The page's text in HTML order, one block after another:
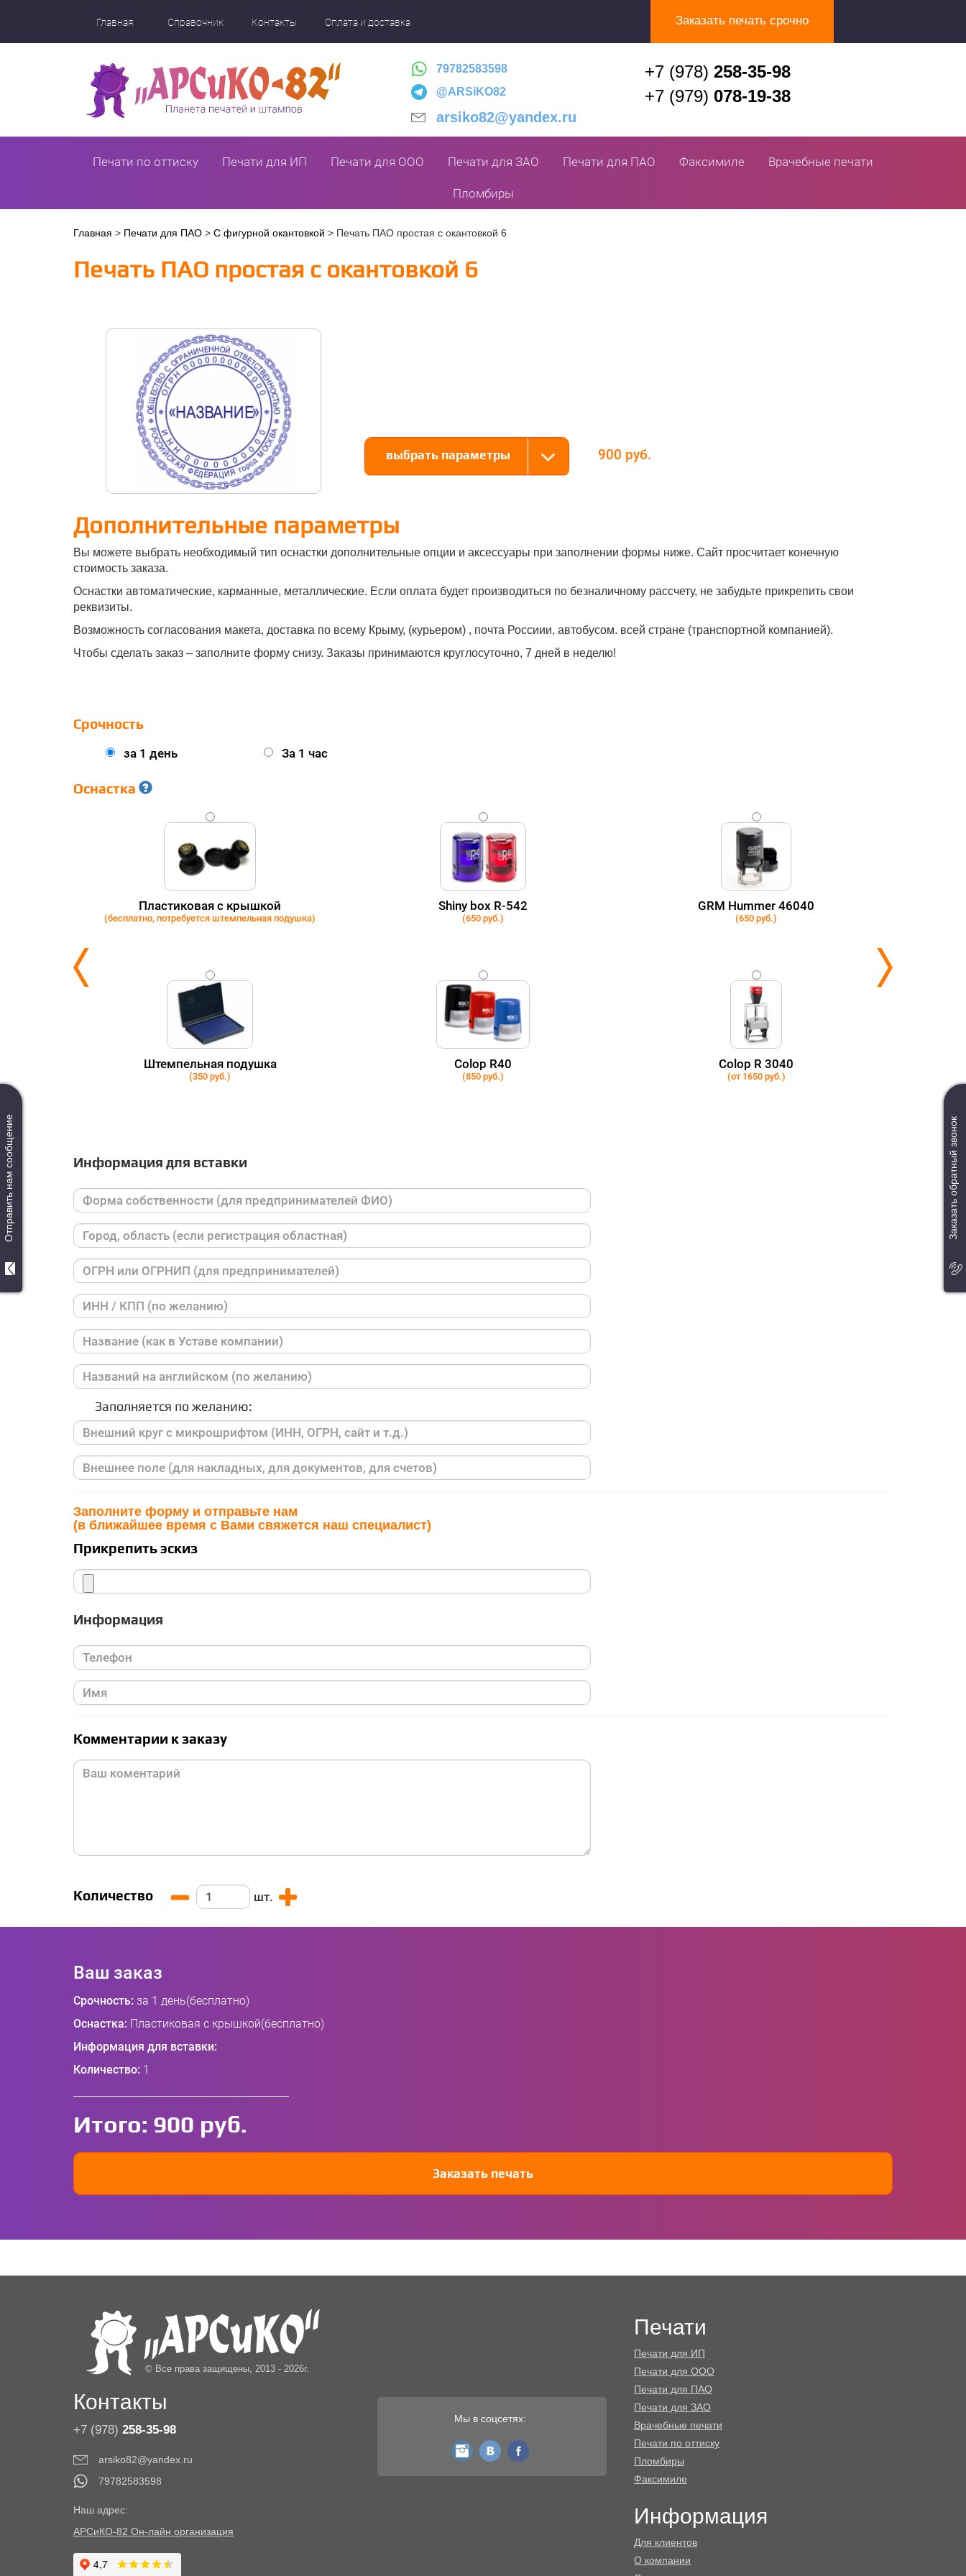
Главная Справочник Контакты Оплата и доставка Заказать печать срочно
79782583598
@ARSiKO82
arsiko82@yandex.ru
+7 (978) 258-35-98
+7 (979) 078-19-38
Печати по оттиску Печати для ИП Печати для ООО Печати для ЗАО Печати для ПАО Факсимиле Врачебные печати
Пломбиры
Вы
здесь
Главная > Печати для ПАО > С фигурной окантовкой > Печать ПАО простая с окантовкой 6
Печать ПАО простая с окантовкой 6
выбрать параметры 900
Дополнительные параметры
Вы можете выбрать необходимый тип оснастки дополнительные опции и аксессуары при заполнении формы ниже. Сайт просчитает конечную
стоимость заказа.
Оснастки автоматические, карманные, металлические. Если оплата будет производиться по безналичному рассчету, не забудьте прикрепить свои
реквизиты.
Возможность согласования макета, доставка по всему Крыму, (курьером) , почта Россиии, автобусом. всей стране (транспортной компанией).
Чтобы сделать заказ – заполните форму снизу. Заказы принимаются круглосуточно, 7 дней в неделю!
Срочность
за 1 день За 1 час
Оснастка
Пластиковая с крышкой
(бесплатно, потребуется штемпельная подушка)
Shiny box R-542
(650 руб.)
GRM Hummer 46040
(650 руб.)
Штемпельная подушка
(350 руб.)
Colop R40
(850 руб.)
Colop R 3040
(от 1650 руб.)
Информация для вставки
Заполняется по желанию:
Заполните форму и отправьте нам
(в ближайшее время с Вами свяжется наш специалист)
Прикрепить эскиз
Информация
Комментарии к заказу
Количество шт.
Ваш заказ
Срочность: за 1 день(бесплатно)
Оснастка: Пластиковая с крышкой(бесплатно)
Информация для вставки:
Количество: 1
Итого: 900
Заказать печать
© Все права защищены, 2013 - 2026г.
Контакты
+7 (978) 258-35-98
arsiko82@yandex.ru
79782583598
Наш адрес:
АРСиКО-82 Он-лайн организация
Мы в соцсетях:
instagram
vk fb
Печати
Печати для ИП
Печати для ООО
Печати для ПАО
Печати для ЗАО
Врачебные печати
Печати по оттиску
Пломбиры
Факсимиле
Информация
Для клиентов
О компании
Отправить нам сообщение Заказать обратный звонок